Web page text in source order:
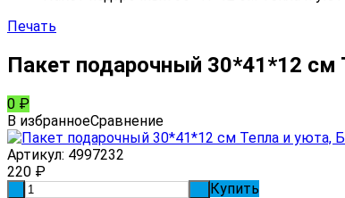
Печать
Пакет подарочный 30*41*12 см
0 ₽
В избранноеСравнение
Артикул: 4997232
220 ₽
Купить